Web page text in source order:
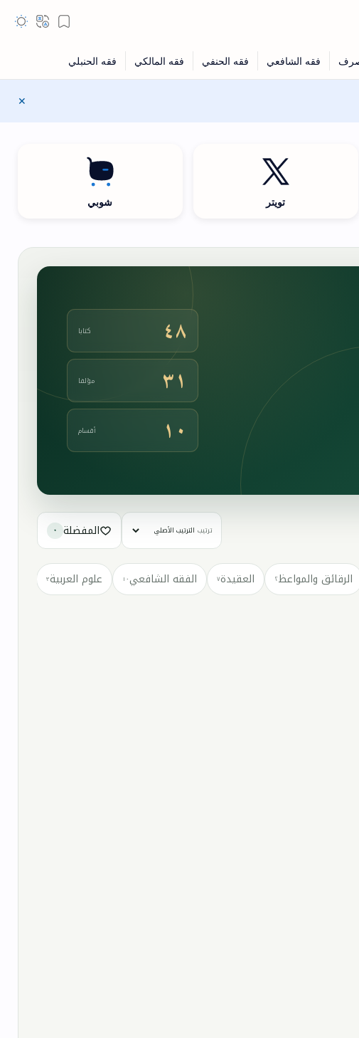
تويتر شوبي
٤٨ كتابا
٣١ مؤلفا
١٠ أقسام
ترتيب المفضلة ٠
الرقائق والمواعظ٢ العقيدة٧ الفقه الشافعي١٠ علوم العربية٣